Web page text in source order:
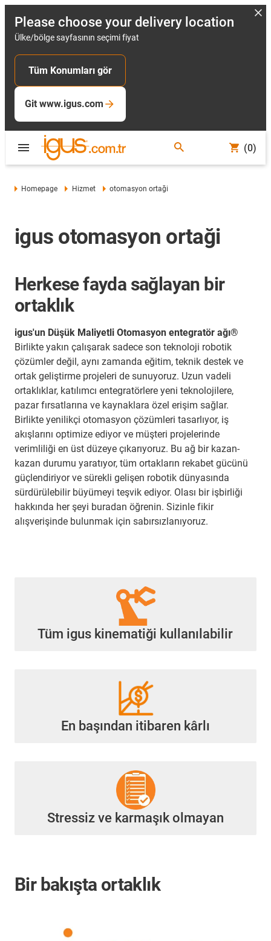
Please choose your delivery location
Ülke/bölge sayfasının seçimi fiyat
Tüm Konumları gör
Git www.igus.com
(0)
Homepage Hizmet otomasyon ortaği
igus otomasyon ortaği
Herkese fayda sağlayan bir
ortaklık
igus'un Düşük Maliyetli Otomasyon entegratör ağı®
Birlikte yakın çalışarak sadece son teknoloji robotik
çözümler değil, aynı zamanda eğitim, teknik destek ve
ortak geliştirme projeleri de sunuyoruz. Uzun vadeli
ortaklıklar, katılımcı entegratörlere yeni teknolojilere,
pazar fırsatlarına ve kaynaklara özel erişim sağlar.
Birlikte yenilikçi otomasyon çözümleri tasarlıyor, iş
akışlarını optimize ediyor ve müşteri projelerinde
verimliliği en üst düzeye çıkarıyoruz. Bu ağ bir kazan-
kazan durumu yaratıyor, tüm ortakların rekabet gücünü
güçlendiriyor ve sürekli gelişen robotik dünyasında
sürdürülebilir büyümeyi teşvik ediyor. Olası bir işbirliği
hakkında her şeyi buradan öğrenin. Sizinle fikir
alışverişinde bulunmak için sabırsızlanıyoruz.
Tüm igus kinematiği kullanılabilir
En başından itibaren kârlı
Stressiz ve karmaşık olmayan
Bir bakışta ortaklık